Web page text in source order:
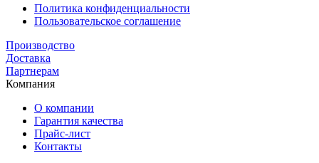
Политика конфиденциальности
Пользовательское соглашение
Производство
Доставка
Партнерам
Компания
О компании
Гарантия качества
Прайс-лист
Контакты